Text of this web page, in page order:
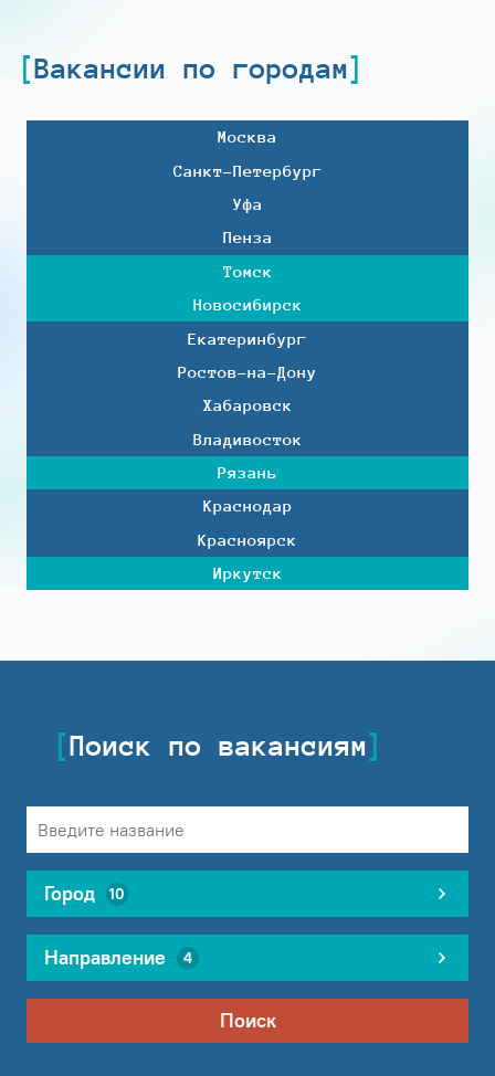
Вакансии по городам
Москва
Санкт-Петербург
Уфа
Пенза
Томск
Новосибирск
Екатеринбург
Ростов-на-Дону
Хабаровск
Владивосток
Рязань
Краснодар
Красноярск
Иркутск
Поиск по вакансиям
Город 10
Направление 4
Поиск